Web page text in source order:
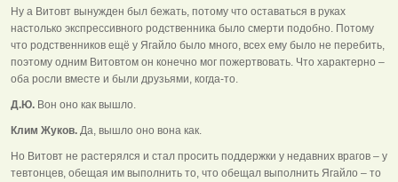
Ну а Витовт вынужден был бежать, потому что оставаться в руках
настолько экспрессивного родственника было смерти подобно. Потому
что родственников ещё у Ягайло было много, всех ему было не перебить,
поэтому одним Витовтом он конечно мог пожертвовать. Что характерно –
оба росли вместе и были друзьями, когда-то.
Д.Ю. Вон оно как вышло.
Клим Жуков. Да, вышло оно вона как.
Но Витовт не растерялся и стал просить поддержки у недавних врагов – у
тевтонцев, обещая им выполнить то, что обещал выполнить Ягайло – то